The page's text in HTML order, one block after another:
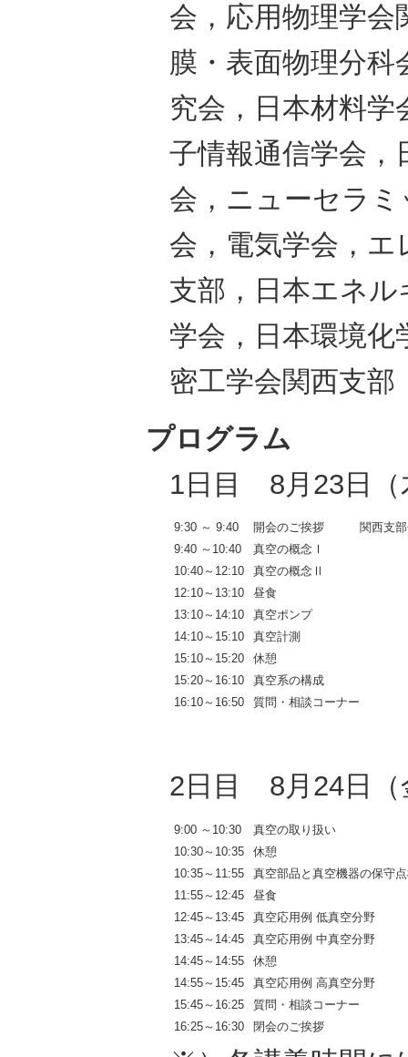
会，応用物理学会
膜・表面物理分
究会，日本材料学
子情報通信学会，
会，ニューセラ
会，電気学会，
支部，日本エネ
学会，日本環境化
密工学会関西支部
プログラム
1日目 8月23日（
9:30 ～ 9:40
開会のご挨拶 関西支部
9:40 ～10:40
真空の概念Ⅰ
10:40～12:10
真空の概念Ⅱ
12:10～13:10
昼食
13:10～14:10
真空ポンプ
14:10～15:10
真空計測
15:10～15:20
休憩
15:20～16:10
真空系の構成
16:10～16:50
質問・相談コーナー
2日目 8月24日（
9:00 ～10:30
真空の取り扱い
10:30～10:35
休憩
10:35～11:55
真空部品と真空機器の保守
11:55～12:45
昼食
12:45～13:45
真空応用例 低真空分野
13:45～14:45
真空応用例 中真空分野
14:45～14:55
休憩
14:55～15:45
真空応用例 高真空分野
15:45～16:25
質問・相談コーナー
16:25～16:30
閉会のご挨拶